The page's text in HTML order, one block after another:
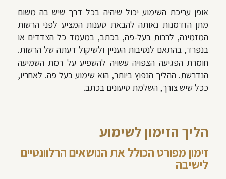
אופן עריכת השימוע יכול שיהיה בכל דרך שיש בה משום
מתן הזדמנות נאותה להבאת טענות המציע לפני הרשות
המזמינה, לרבות בעל-פה, בכתב, במעמד כל הצדדים או
בנפרד, בהתאם לנסיבות העניין ולשיקול דעתה של הרשות.
חומרת הפגיעה הצפויה עשויה להשפיע על רמת השמיעה
הנדרשת. ההליך הנפוץ ביותר, הוא שימוע בעל פה. לאחריו,
ככל שיש צורך, השלמת טיעונים בכתב.
הליך הזימון לשימוע
זימון מפורט הכולל את הנושאים הרלוונטיים
לישיבה